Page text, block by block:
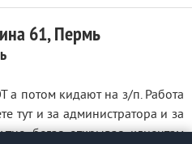
61, Пермь
а потом кидают на з/п. Работа
тут и за администратора и за
бегая открывая клиентам